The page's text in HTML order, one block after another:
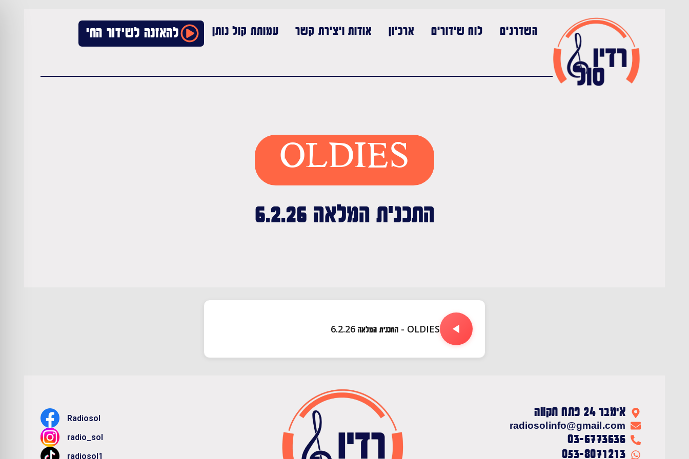
השדרנים לוח שידורים ארכיון אודות ויצירת קשר עמותת קול נותן להאזנה לשידור החי
OLDIES
התכנית המלאה 6.2.26
OLDIES - התכנית המלאה 6.2.26
אימבר 24 פתח תקווה
radiosolinfo@gmail.com
03-6773636
053-8071213
Radiosol
radio_sol
radiosol1